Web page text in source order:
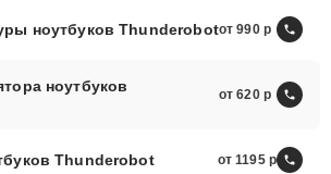
ноутбуков Thunderobotот 990
ноутбуков
от 620
Thunderobot от 1195